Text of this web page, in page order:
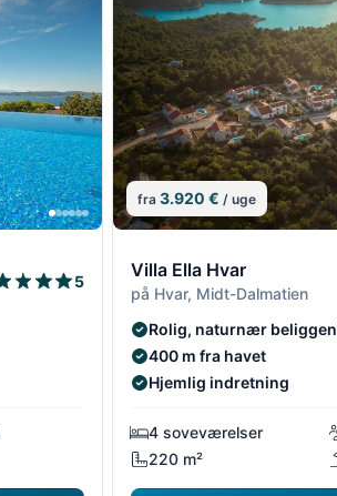
5
fra 3.920 € / uge
Villa Ella Hvar
på Hvar, Midt-Dalmatien
Rolig, naturnær
400 m fra havet
Hjemlig indretning
4 soveværelser
220 m²